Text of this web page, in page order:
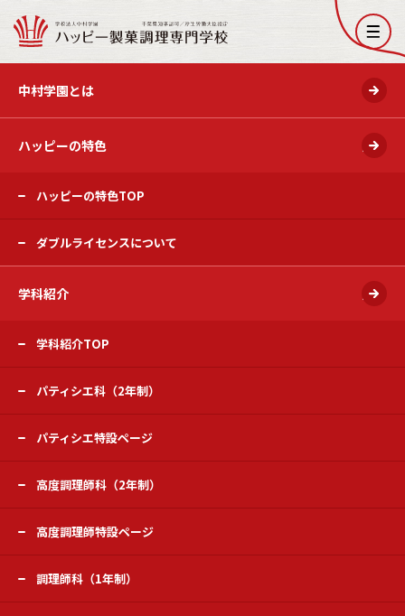
開く
中村学園とは
ハッピーの特色 開く
ハッピーの特色TOP
ダブルライセンスについて
学科紹介 開く
学科紹介TOP
パティシエ科（2年制）
パティシエ特設ページ
高度調理師科（2年制）
高度調理師特設ページ
調理師科（1年制）